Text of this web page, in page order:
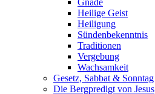
Gnade
Heilige Geist
Heiligung
Sündenbekenntnis
Traditionen
Vergebung
Wachsamkeit
Gesetz, Sabbat & Sonntag
Die Bergpredigt von Jesus